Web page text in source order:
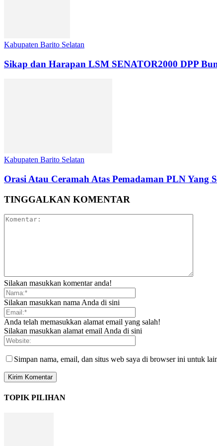
Kabupaten Barito Selatan
Sikap dan Harapan LSM SENATOR2000 DPP
Kabupaten Barito Selatan
Orasi Atau Ceramah Atas Pemadaman PLN Yang
TINGGALKAN KOMENTAR
Silakan masukkan komentar anda!
Silakan masukkan nama Anda di sini
Anda telah memasukkan alamat email yang salah!
Silakan masukkan alamat email Anda di sini
Simpan nama, email, dan situs web saya di browser ini untuk
TOPIK PILIHAN